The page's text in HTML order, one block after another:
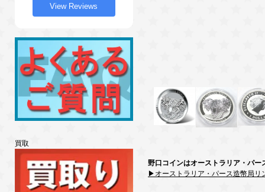
View Reviews
買取
野口コインはオーストラリア・パー
▶オーストラリア・パース造幣局